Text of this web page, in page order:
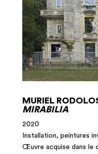
MURIEL
MIRABILIA
2020
Installation, peintures
Œuvre acquise dans le